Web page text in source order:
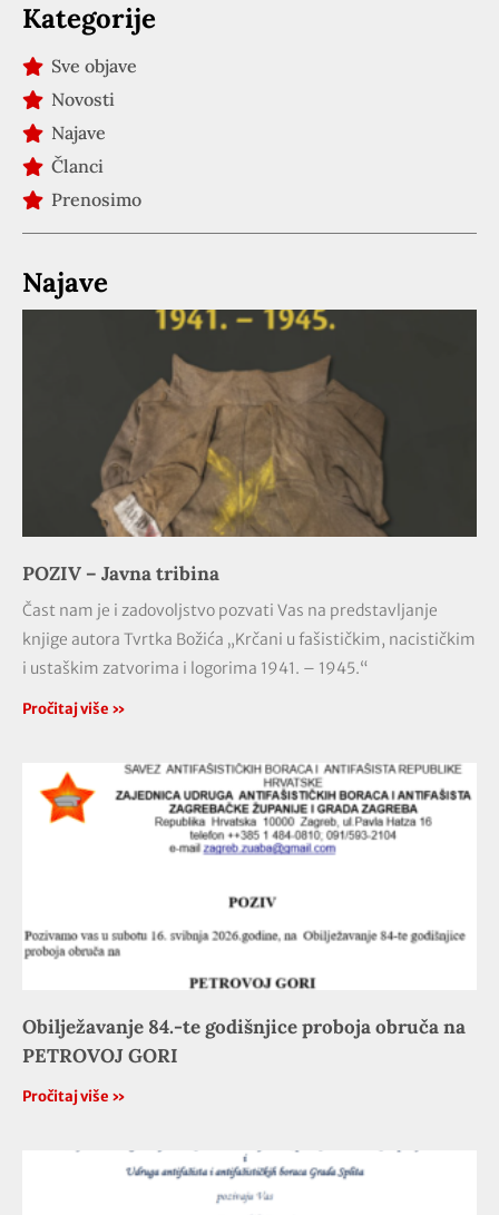
Kategorije
Sve objave
Novosti
Najave
Članci
Prenosimo
Najave
POZIV – Javna tribina
Čast nam je i zadovoljstvo pozvati Vas na predstavljanje
knjige autora Tvrtka Božića „Krčani u fašističkim, nacističkim
i ustaškim zatvorima i logorima 1941. – 1945.“
Pročitaj više »
Obilježavanje 84.-te godišnjice proboja obruča na
PETROVOJ GORI
Pročitaj više »